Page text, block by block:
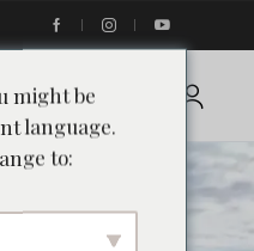
might be
language.
to: